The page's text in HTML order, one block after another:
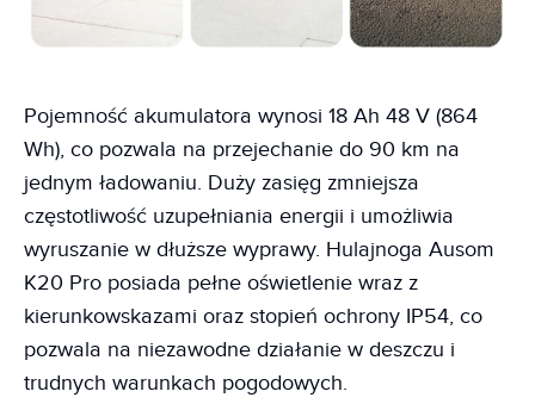
Pojemność akumulatora wynosi 18 Ah 48 V (864
Wh), co pozwala na przejechanie do 90 km na
jednym ładowaniu. Duży zasięg zmniejsza
częstotliwość uzupełniania energii i umożliwia
wyruszanie w dłuższe wyprawy. Hulajnoga Ausom
K20 Pro posiada pełne oświetlenie wraz z
kierunkowskazami oraz stopień ochrony IP54, co
pozwala na niezawodne działanie w deszczu i
trudnych warunkach pogodowych.